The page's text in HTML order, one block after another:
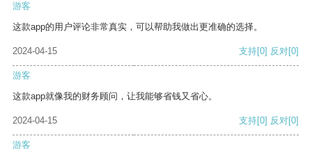
游客
这款app的用户评论非常真实，可以帮助我做出更准确的选择。
2024-04-15 支持[0] 反对[0]
游客
这款app就像我的财务顾问，让我能够省钱又省心。
2024-04-15 支持[0] 反对[0]
游客